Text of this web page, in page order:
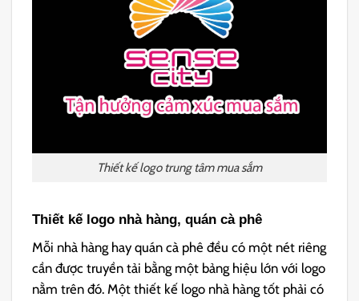
Thiết kế logo trung tâm mua sắm
Thiết kế logo nhà hàng, quán cà phê
Mỗi nhà hàng hay quán cà phê đều có một nét riêng
cần được truyền tải bằng một bảng hiệu lớn với logo
nằm trên đó. Một thiết kế logo nhà hàng tốt phải có